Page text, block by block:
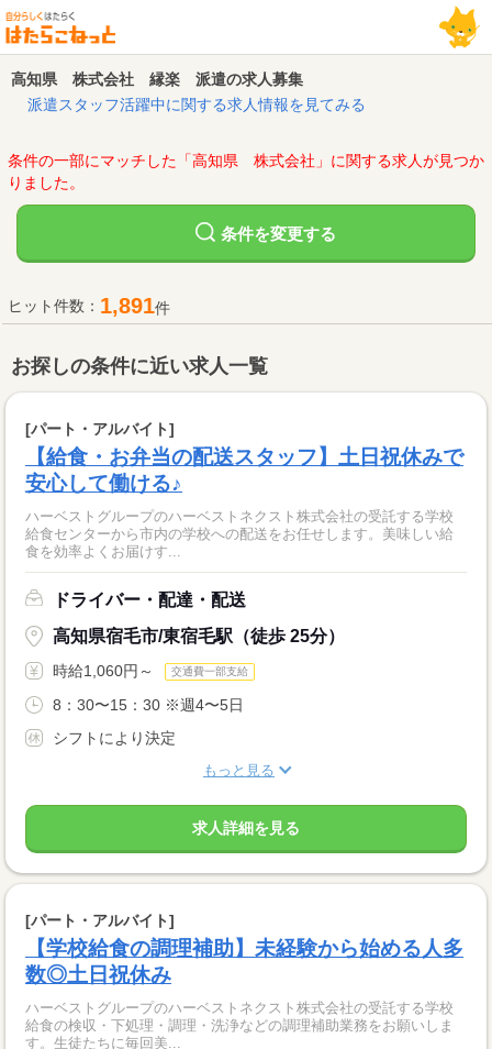
高知県 株式会社 縁楽 派遣の求人募集
派遣スタッフ活躍中に関する求人情報を見てみる
条件の一部にマッチした「高知県 株式会社」に関する求人が見つか
りました。
条件を変更する
ヒット件数： 1,891件
お探しの条件に近い求人一覧
[パート・アルバイト]
【給食・お弁当の配送スタッフ】土日祝休みで
安心して働ける♪
ハーベストグループのハーベストネクスト株式会社の受託する学校
給食センターから市内の学校への配送をお任せします。美味しい給
食を効率よくお届けす...
ドライバー・配達・配送
高知県宿毛市/東宿毛駅（徒歩 25分）
時給1,060円～ 交通費一部支給
8：30〜15：30 ※週4〜5日
シフトにより決定
もっと見る
求人詳細を見る
[パート・アルバイト]
【学校給食の調理補助】未経験から始める人多
数◎土日祝休み
ハーベストグループのハーベストネクスト株式会社の受託する学校
給食の検収・下処理・調理・洗浄などの調理補助業務をお願いしま
す。生徒たちに毎回美...